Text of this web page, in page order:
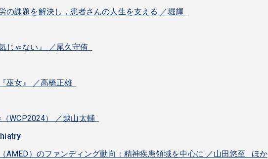
の課題を解決し，患者さんの人生を支える ／堀輝
じゃない』 ／尾久守侑
巫女』 ／高橋正雄
WCP2024） ／越山太輔
AMED）のファンディング動向：精神疾患領域を中心に ／山田悠至 ほか